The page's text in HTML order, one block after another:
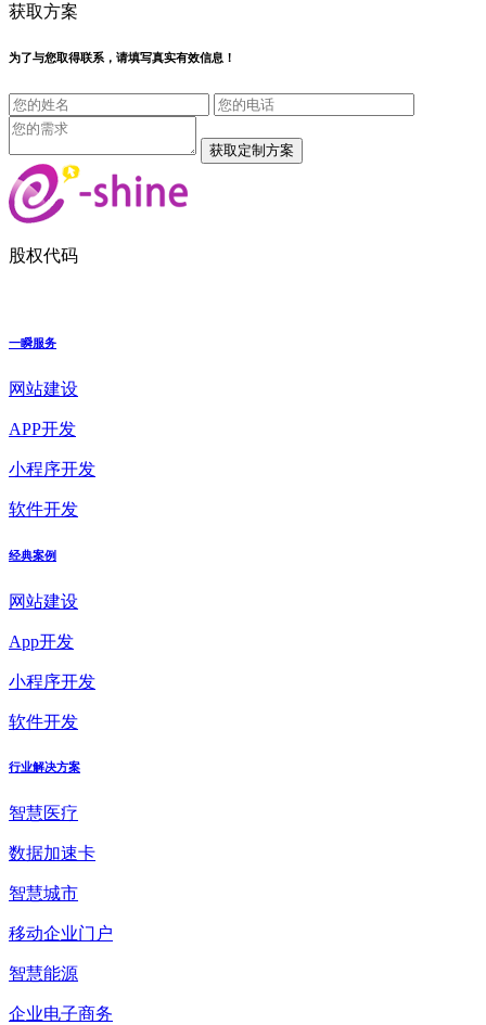
获取方案
为了与您取得联系，请填写真实有效信息！
股权代码
一瞬服务
网站建设
APP开发
小程序开发
软件开发
经典案例
网站建设
App开发
小程序开发
软件开发
行业解决方案
智慧医疗
数据加速卡
智慧城市
移动企业门户
智慧能源
企业电子商务